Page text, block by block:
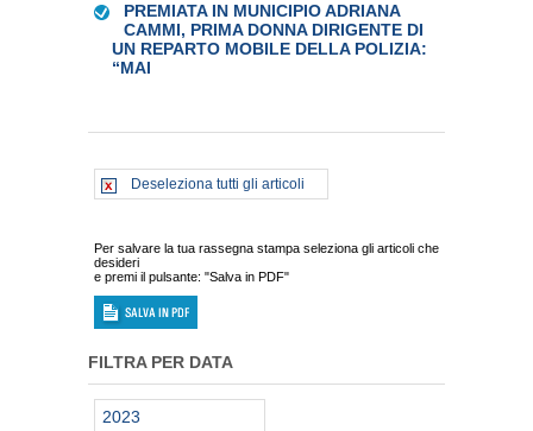
PREMIATA IN MUNICIPIO ADRIANA
CAMMI, PRIMA DONNA DIRIGENTE DI
UN REPARTO MOBILE DELLA POLIZIA:
“MAI
Deseleziona tutti gli articoli
Per salvare la tua rassegna stampa seleziona gli articoli che
desideri
e premi il pulsante: "Salva in PDF"
FILTRA PER DATA
2023